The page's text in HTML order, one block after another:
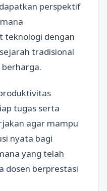
perspektif
teknologi dengan
tradisional
tugas serta
agar mampu
nyata bagi
yang telah
dosen berprestasi